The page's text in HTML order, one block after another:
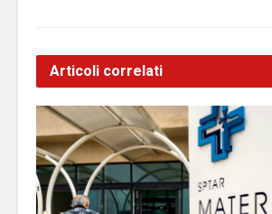
Articoli correlati